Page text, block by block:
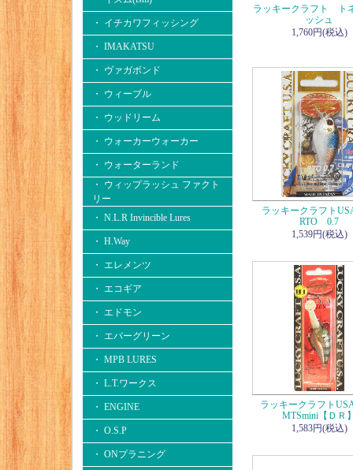
・ イチカワフィッシング
・ IMAKATSU
・ ヴァガボンド
・ ウィーブル
・ ウッドリーム
・ ウォーカーウォーカー
・ ウォーターランド
・ ウィップラッシュ ファクト
リー
・ N.L.R Invincible Lures
・ H.Way
・ エレメンツ
・ エコギア
・ エドモン
・ エバーグリーン
・ MPB LURES
・ L.T.ワークス
・ ENGINE
・ O.S.P
・ ONプラニング
ラッキークラフト ト
ッシュ
1,760円(税込)
ラッキークラフト
RTO 0.7
1,539円(税込)
ラッキークラフト
MTSmini【ＤＲ
1,583円(税込)